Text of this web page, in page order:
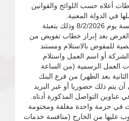
أعلاه حسب اللوائح والقوانين
في الدولة المعنية.
يبدأ التسجيل للمنافسة يوم 8/2/2026 وذلك بتعبئة
الغرض بعد إبراز خطاب تفويض من
للمفوض بالاستلام ومستند
أو اسم العمل واستلام
العمل الرسمية (من الساعة
بعد الظهر) من فرع البنك
يتم ذلك حضوريا أو عبر البريد
عناوين التواصل المذكورة أدناه.
في حزمة واحدة مغلفة ومختومة
عليها من الخارج (منافسة خدمات